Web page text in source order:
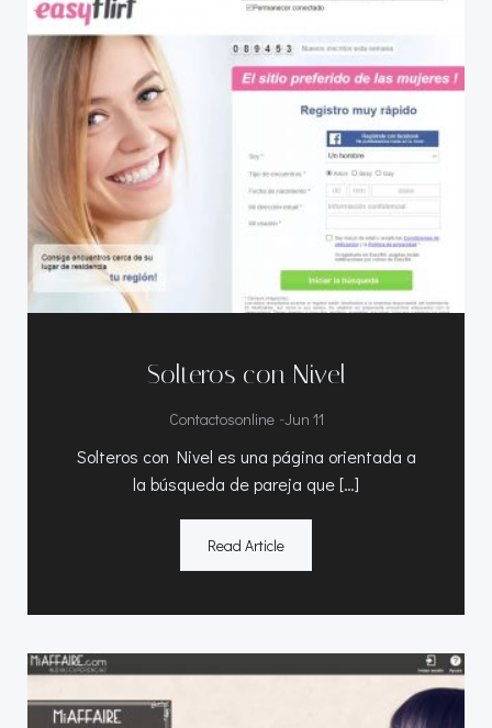
Solteros con Nivel
Contactosonline -Jun 11
Solteros con Nivel es una página orientada a
la búsqueda de pareja que […]
Read Article